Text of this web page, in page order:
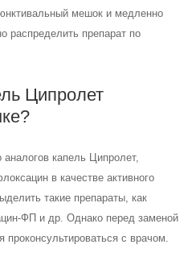
мешок и медленно
распределить препарат по
Ципролет
капель Ципролет,
в качестве активного
такие препараты, как
ФП и др. Однако перед заменой
проконсультироваться с врачом.